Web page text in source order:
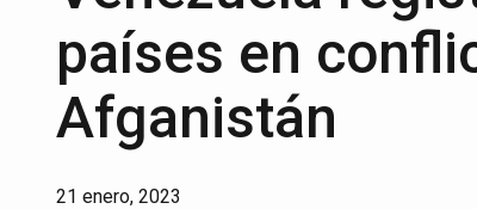
países en
Afganistán
21 enero, 2023